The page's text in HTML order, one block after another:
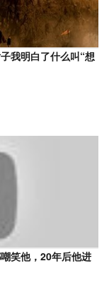
我明白了什么叫“想
笑他，20年后他进